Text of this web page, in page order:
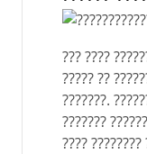
??? ????
????? ??
???????.
???????
????